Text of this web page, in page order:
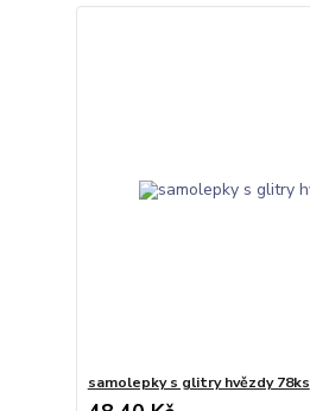
samolepky s glitry hvězdy 78ks